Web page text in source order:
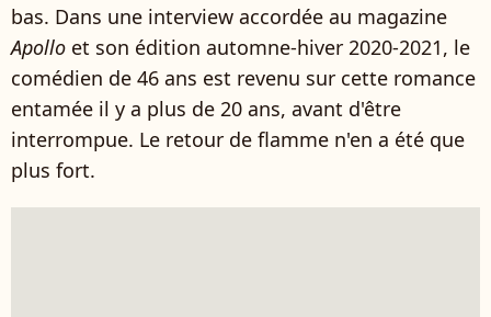
bas. Dans une interview accordée au magazine
Apollo et son édition automne-hiver 2020-2021, le
comédien de 46 ans est revenu sur cette romance
entamée il y a plus de 20 ans, avant d'être
interrompue. Le retour de flamme n'en a été que
plus fort.